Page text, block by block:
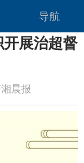
导航
展治超督
晨报